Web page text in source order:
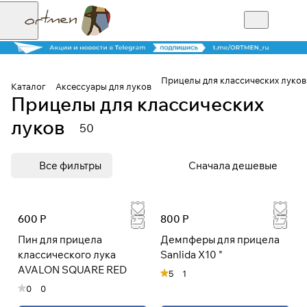
Каталог Аксессуары для луков
Прицелы для классических луков
Прицелы для классических
луков
50
Все фильтры Сначала дешевые
600 Р
Пин для прицела
классического лука
AVALON SQUARE RED
0 0
800 Р
Демпферы для прицела
Sanlida X10 "
5 1
Для клиентов всех банков
оплату на части
25%